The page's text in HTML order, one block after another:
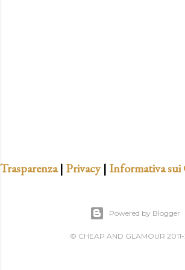
o
Trasparenza| Privacy| Informativa sui
Powered by Blogger
© CHEAP AND GLAMOUR